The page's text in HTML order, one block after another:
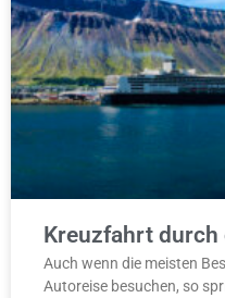
Kreuzfahrt durch
Auch wenn die meisten
Autoreise besuchen, so